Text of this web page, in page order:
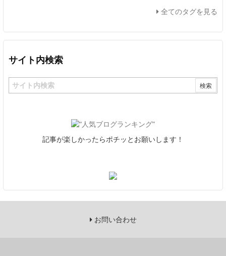
全てのタグを見る
サイト内検索
記事が楽しかったらポチッとお願いします！
お問い合わせ